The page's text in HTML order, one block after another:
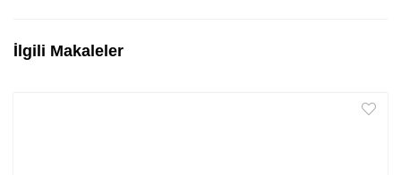
İlgili Makaleler